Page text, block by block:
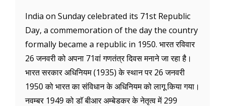
India on Sunday celebrated its 71st Republic
Day, a commemoration of the day the country
formally became a republic in 1950. भारत रविवार
26 जनवरी को अपना 71वां गणतंत्र दिवस मनाने जा रहा है।
भारत सरकार अधिनियम (1935) के स्थान पर 26 जनवरी
1950 को भारत का संविधान के अधिनियम को लागू किया गया।
नवम्बर 1949 को डाॅ बीआर अम्बेडकर के नेतृत्व में 299